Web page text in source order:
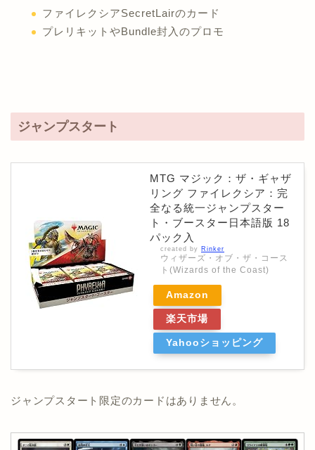
ファイレクシアSecretLairのカード
プレリキットやBundle封入のプロモ
ジャンプスタート
MTG マジック：ザ・ギャザ
リング ファイレクシア：完
全なる統一ジャンプスター
ト・ブースター日本語版 18
パック入
created by Rinker
ウィザーズ・オブ・ザ・コース
ト(Wizards of the Coast)
Amazon
楽天市場
Yahooショッピング
ジャンプスタート限定のカードはありません。